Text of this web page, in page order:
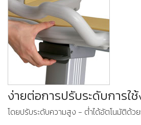
ง่ายต่อการปรับระดับการใ
โดยปรับระดับความสูง - ตํ่าได้อัตโนมัติด้ว